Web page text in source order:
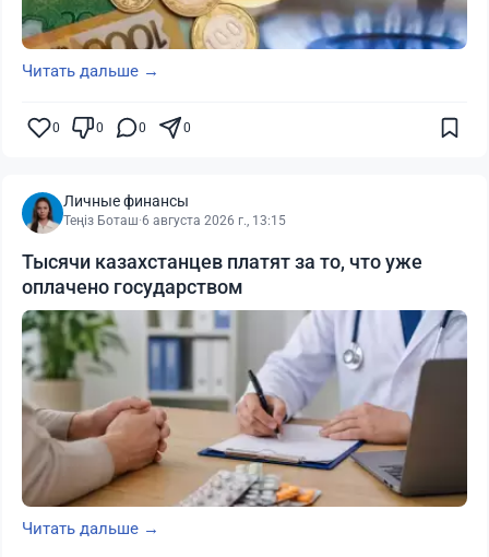
Читать дальше →
0 0 0 0
Личные финансы
Теңіз Боташ·6 августа 2026 г., 13:15
Тысячи казахстанцев платят за то, что уже
оплачено государством
Читать дальше →